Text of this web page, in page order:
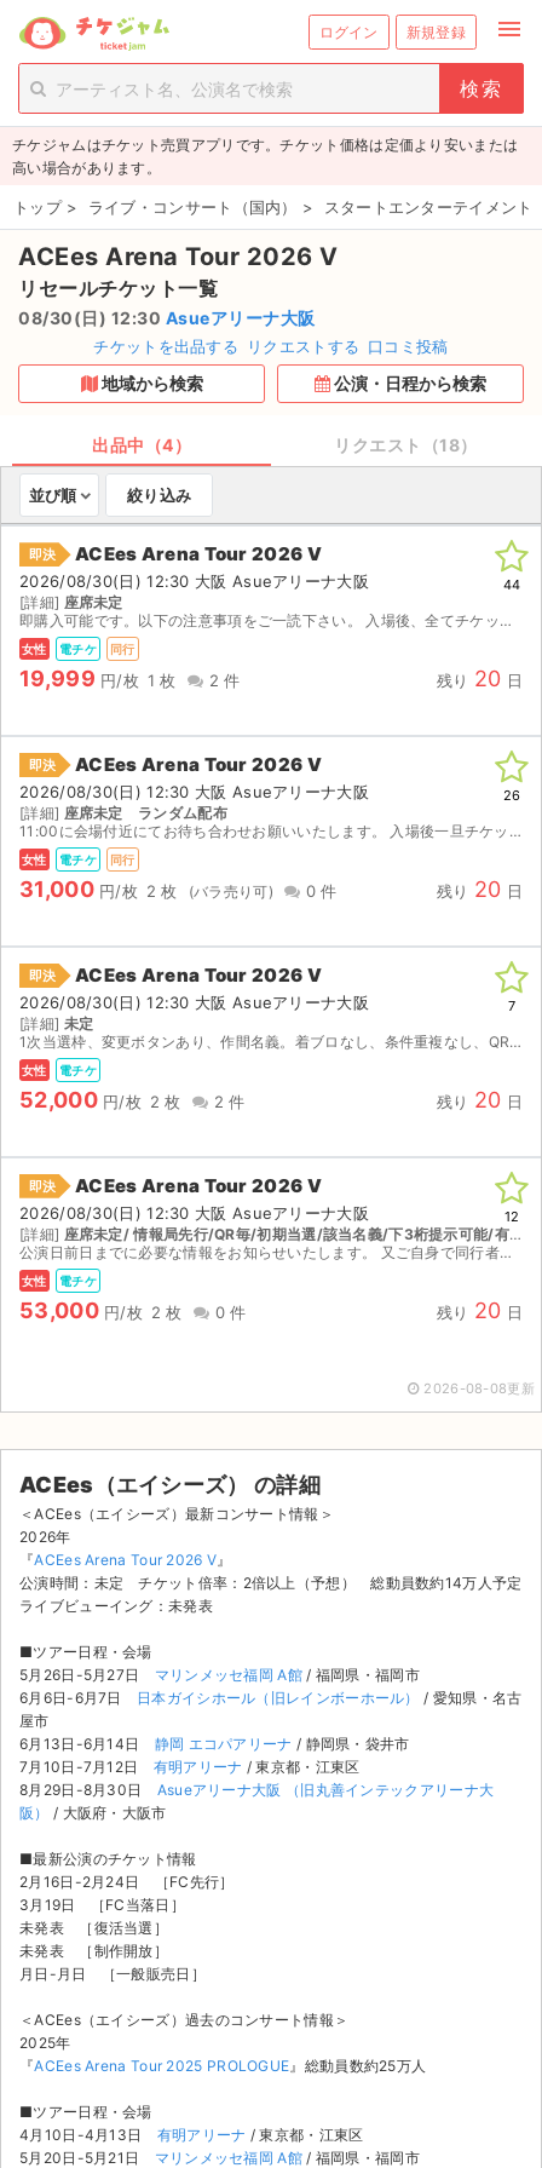
ログイン 新規登録 menu
person_add 新規会員登録
チケットを探す
新着チケット
値下げしたチケット
都道府県からチケットを探す
もうすぐ開催のチケット
取扱チケット
ライブ・コンサート（海外）
イベント
スポーツ
演劇・ミュージカル
ご利用ガイド
ご利用ガイド
AIに質問する
よくある質問
お知らせ
サイト情報
チケットジャム運営会社
プライバシーポリシー
特定商取引法に基づく表記
公演登録依頼
チケットジャムの取り組み
音楽情報
チケジャムはチケット売買アプリです。チケット価格は定価より安いまたは
高い場合があります。
トップ > ライブ・コンサート（国内） > スタートエンターテイメント
ACEes Arena Tour 2026 V
リセールチケット一覧
08/30(日) 12:30 Asueアリーナ大阪
チケットを出品する リクエストする 口コミ投稿
地域から検索 公演・日程から検索
出品中（4） リクエスト（18）
並び順 絞り込み
即決 ACEes Arena Tour 2026 V
2026/08/30(日) 12:30 大阪 Asueアリーナ大阪
[詳細] 座席未定
即購入可能です。以下の注意事項をご一読下さい。 入場後、全てチケットを回収させて頂き、当方が座席を選択した後にランダムでお渡し致します。選択までに時間がかかる場合もございますので予めご了承く...
女性 電チケ 同行
19,999 円/枚 1 枚 2 件 残り 20 日
44
即決 ACEes Arena Tour 2026 V
2026/08/30(日) 12:30 大阪 Asueアリーナ大阪
[詳細] 座席未定 ランダム配布
11:00に会場付近にてお待ち合わせお願いいたします。 入場後一旦チケットを回収させていただき、当方が座席を選んだ後ランダムで配布致します。 ご自身での座席選択は出来かねますのでご了承下さい。...
女性 電チケ 同行
31,000 円/枚 2 枚 0 件 残り 20 日
26
即決 ACEes Arena Tour 2026 V
2026/08/30(日) 12:30 大阪 Asueアリーナ大阪
[詳細] 未定
1次当選枠、変更ボタンあり、作間名義。着ブロなし、条件重複なし、QR、メッセージにて必要な情報お伝えいたします。同行者登録もご自身でお願いいたします。下3ケタお伝え可能です。公演中止の際は規約に...
女性 電チケ
52,000 円/枚 2 枚 2 件 残り 20 日
7
即決 ACEes Arena Tour 2026 V
2026/08/30(日) 12:30 大阪 Asueアリーナ大阪
[詳細] 座席未定/ 情報局先行/QR毎/初期当選/該当名義/下3桁提示可能/有効期限内/変更ボタン有
公演日前日までに必要な情報をお知らせいたします。 又ご自身で同行者登録の方よろしくお願い致します。 公演日当日入場してチケットを受け取り後すぐに受け取り通知をお願い致します。 ランダムエラー...
女性 電チケ
53,000 円/枚 2 枚 0 件 残り 20 日
12
2026-08-08更新
ACEes（エイシーズ） の詳細
＜ACEes（エイシーズ）最新コンサート情報＞
2026年
『ACEes Arena Tour 2026 V 』
公演時間：未定 チケット倍率：2倍以上（予想） 総動員数約14万人予定
ライブビューイング：未発表
■ツアー日程・会場
5月26日-5月27日 マリンメッセ福岡 A館/ 福岡県・福岡市
6月6日-6月7日
日本ガイシホール（旧レインボーホール）
/ 愛知県・名古
屋市
6月13日-6月14日 静岡 エコパアリーナ / 静岡県・袋井市
7月10日-7月12日 有明アリーナ / 東京都・江東区
8月29日-8月30日 Asueアリーナ大阪 （旧丸善インテックアリーナ大
阪）
/ 大阪府・大阪市
■最新公演のチケット情報
2月16日-2月24日 ［FC先行］
3月19日 ［FC当落日］
未発表 ［復活当選］
未発表 ［制作開放］
月日-月日 ［一般販売日］
＜ACEes（エイシーズ）過去のコンサート情報＞
2025年
『ACEes Arena Tour 2025 PROLOGUE 』総動員数約25万人
■ツアー日程・会場
4月10日-4月13日 有明アリーナ / 東京都・江東区
5月20日-5月21日 マリンメッセ福岡 A館/ 福岡県・福岡市